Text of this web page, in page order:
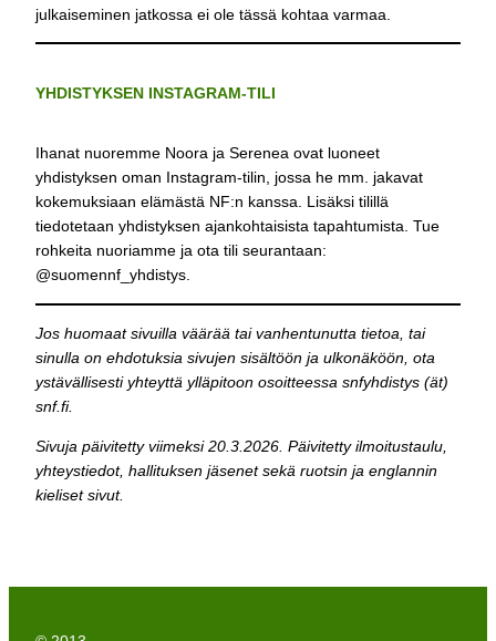
julkaiseminen jatkossa ei ole tässä kohtaa varmaa.
YHDISTYKSEN INSTAGRAM-TILI
Ihanat nuoremme Noora ja Serenea ovat luoneet
yhdistyksen oman Instagram-tilin, jossa he mm. jakavat
kokemuksiaan elämästä NF:n kanssa. Lisäksi tilillä
tiedotetaan yhdistyksen ajankohtaisista tapahtumista. Tue
rohkeita nuoriamme ja ota tili seurantaan:
@suomennf_yhdistys.
Jos huomaat sivuilla väärää tai vanhentunutta tietoa, tai
sinulla on ehdotuksia sivujen sisältöön ja ulkonäköön, ota
ystävällisesti yhteyttä ylläpitoon osoitteessa snfyhdistys (ät)
snf.fi.
Sivuja päivitetty viimeksi 20.3.2026. Päivitetty ilmoitustaulu,
yhteystiedot, hallituksen jäsenet sekä ruotsin ja englannin
kieliset sivut.